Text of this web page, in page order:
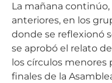
La mañana
anteriores, en los
donde se reflexionó
se aprobó el relato
los círculos menores
finales de la